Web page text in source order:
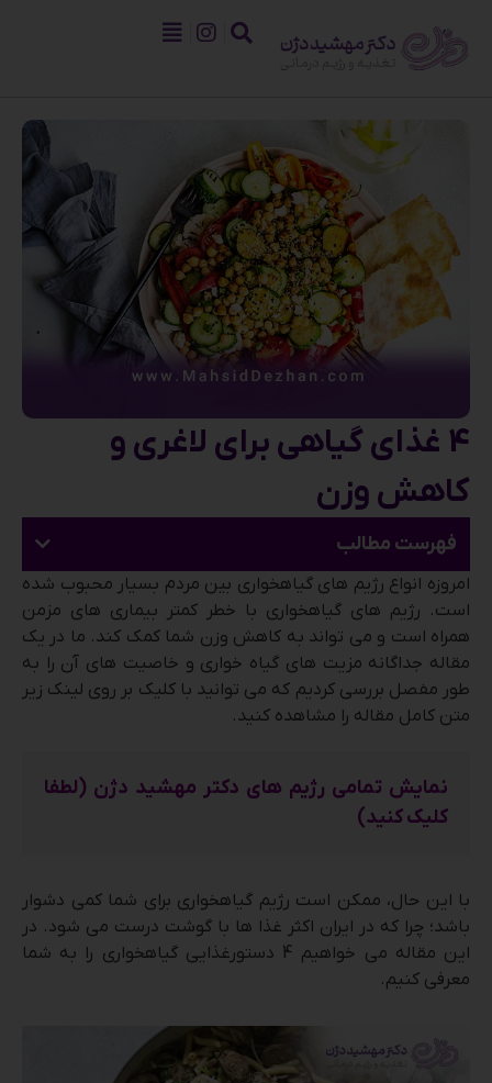
4 غذای گیاهی برای لاغری و
کاهش وزن
فهرست مطالب
امروزه انواع رژیم های گیاهخواری بین مردم بسیار محبوب شده
است. رژیم های گیاهخواری با خطر کمتر بیماری های مزمن
همراه است و می تواند به کاهش وزن شما کمک کند. ما در یک
مقاله جداگانه مزیت های گیاه خواری و خاصیت های آن را به
طور مفصل بررسی کردیم که می توانید با کلیک بر روی لینک زیر
متن کامل مقاله را مشاهده کنید.
نمایش تمامی رژیم های دکتر مهشید دژن (لطفا
کلیک کنید)
با این حال، ممکن است رژیم گیاهخواری برای شما کمی دشوار
باشد؛ چرا که در ایران اکثر غذا ها با گوشت درست می شود. در
این مقاله می خواهیم 4 دستورغذایی گیاهخواری را به شما
معرفی کنیم.